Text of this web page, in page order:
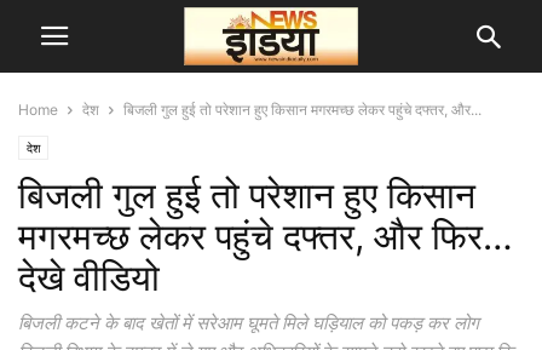
Home देश बिजली गुल हुई तो परेशान हुए किसान मगरमच्छ लेकर पहुंचे दफ्तर, और...
देश
बिजली गुल हुई तो परेशान हुए किसान
मगरमच्छ लेकर पहुंचे दफ्तर, और फिर…
देखे वीडियो
बिजली कटने के बाद खेतों में सरेआम घूमते मिले घड़ियाल को पकड़ कर लोग